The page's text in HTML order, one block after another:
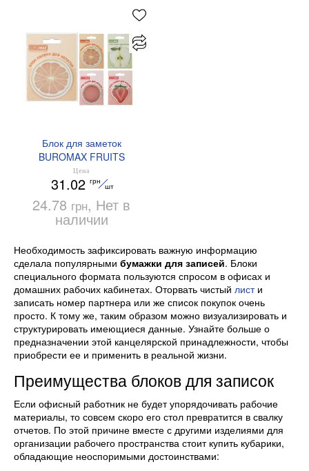
Блок для заметок
BUROMAX FRUITS
BM.2381-75 70х70 мм
Цена
31.02 грн
шт
24.78 грн, Нет в
наличии
Необходимость зафиксировать важную информацию
сделала популярными бумажки для записей. Блоки
специального формата пользуются спросом в офисах и
домашних рабочих кабинетах. Оторвать чистый листи
записать номер партнера или же список покупок очень
просто. К тому же, таким образом можно визуализировать и
структурировать имеющиеся данные. Узнайте больше о
предназначении этой канцелярской принадлежности, чтобы
приобрести ее и применить в реальной жизни.
Преимущества блоков для записок
Если офисный работник не будет упорядочивать рабочие
материалы, то совсем скоро его стол превратится в свалку
отчетов. По этой причине вместе с другими изделиями для
организации рабочего пространства стоит купить кубарики,
обладающие неоспоримыми достоинствами: